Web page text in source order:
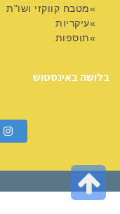
מטבח קווקזי ושו"ת
עיקריות
תוספות
בלושה באינסטוש
גלילה
לראש